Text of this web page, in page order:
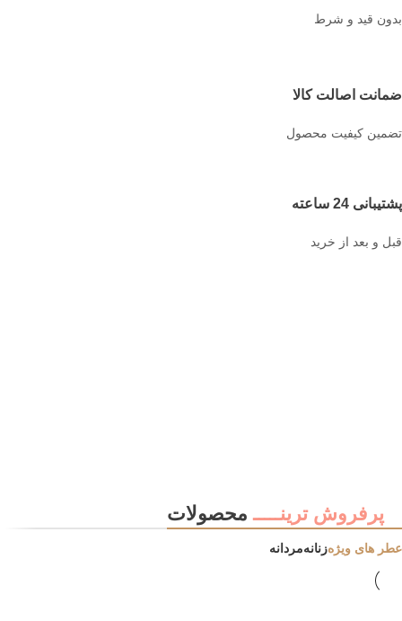
بدون قید و شرط
ضمانت اصالت کالا
تضمین کیفیت محصول
پشتیبانی 24 ساعته
قبل و بعد از خرید
ادکلن های زنانه
خوش رایحه ترین ادکلن های زنانه ...
مشاهده محصولات
پرفروش ترینـــــمحصولات
عطر های ویژهزنانهمردانه